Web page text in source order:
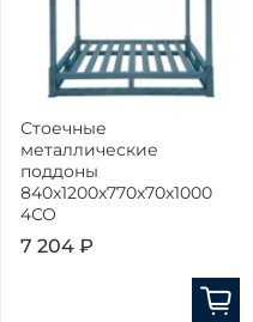
Стоечные
металлические
поддоны
840x1200x770x70x1000
4СО
7 204 ₽